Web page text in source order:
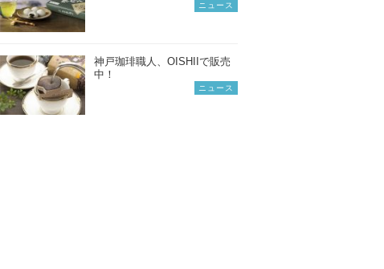
ニュース
神戸珈琲職人、OISHIIで販売
中！
ニュース